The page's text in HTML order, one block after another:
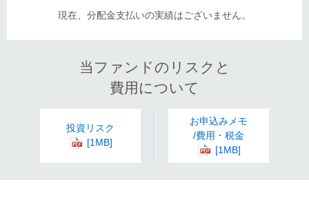
現在、分配金支払いの実績はございません。
当ファンドのリスクと
費用について
投資リスク
お申込みメモ
/費用・税金